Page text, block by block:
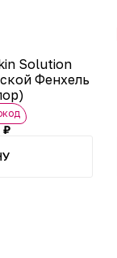
Solution
Фенхель
₽